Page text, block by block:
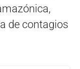
de contagios